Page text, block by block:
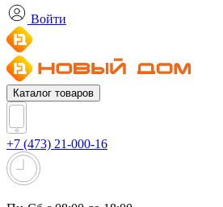
Войти
Каталог товаров
+7 (473) 21-000-16